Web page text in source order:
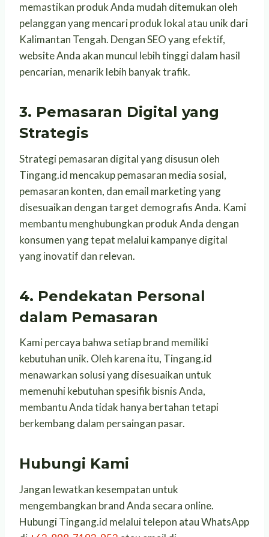
memastikan produk Anda mudah ditemukan oleh
pelanggan yang mencari produk lokal atau unik dari
Kalimantan Tengah. Dengan SEO yang efektif,
website Anda akan muncul lebih tinggi dalam hasil
pencarian, menarik lebih banyak trafik.
3. Pemasaran Digital yang
Strategis
Strategi pemasaran digital yang disusun oleh
Tingang.id mencakup pemasaran media sosial,
pemasaran konten, dan email marketing yang
disesuaikan dengan target demografis Anda. Kami
membantu menghubungkan produk Anda dengan
konsumen yang tepat melalui kampanye digital
yang inovatif dan relevan.
4. Pendekatan Personal
dalam Pemasaran
Kami percaya bahwa setiap brand memiliki
kebutuhan unik. Oleh karena itu, Tingang.id
menawarkan solusi yang disesuaikan untuk
memenuhi kebutuhan spesifik bisnis Anda,
membantu Anda tidak hanya bertahan tetapi
berkembang dalam persaingan pasar.
Hubungi Kami
Jangan lewatkan kesempatan untuk
mengembangkan brand Anda secara online.
Hubungi Tingang.id melalui telepon atau WhatsApp